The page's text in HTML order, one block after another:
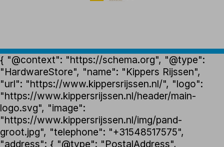
{ "@context": "https://schema.org", "@type":
"HardwareStore", "name": "Kippers Rijssen",
"url": "https://www.kippersrijssen.nl/", "logo":
"https://www.kippersrijssen.nl/header/main-
logo.svg", "image":
"https://www.kippersrijssen.nl/img/pand-
groot.jpg", "telephone": "+31548517575",
"address": { "@type": "PostalAddress",